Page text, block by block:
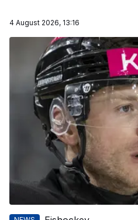
4 August 2026, 13:16